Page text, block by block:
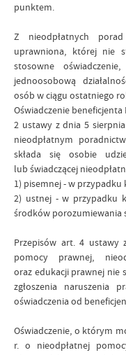
punktem.
Z nieodpłatnych
uprawniona, której nie
stosowne
jednoosobową
osób w ciągu ostatniego
Oświadczenie
2 ustawy z dnia 5
nieodpłatnym
składa się osobie
lub świadczącej
1) pisemnej - w
2) ustnej - w przypadku
środków porozumiewania
Przepisów art. 4 ustawy
pomocy prawnej,
oraz edukacji prawnej nie
zgłoszenia naruszenia
oświadczenia od
Oświadczenie, o którym
r. o nieodpłatnej